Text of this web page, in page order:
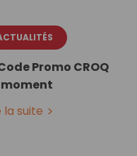
Promo CROQ
la suite